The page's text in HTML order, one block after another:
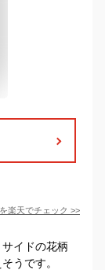
楽天でチェック >>
イドの花柄
うです。